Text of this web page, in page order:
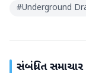
#Underground
સંબંધિત સમાચાર